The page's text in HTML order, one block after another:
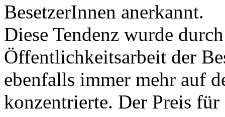
BesetzerInnen anerkannt.
Diese Tendenz wurde
Öffentlichkeitsarbeit der
ebenfalls immer mehr auf
konzentrierte. Der Preis